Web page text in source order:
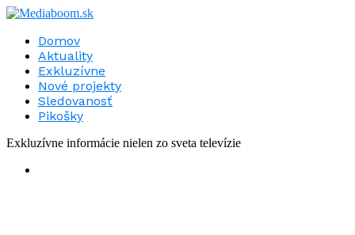
Domov
Aktuality
Exkluzívne
Nové projekty
Sledovanosť
Pikošky
Exkluzívne informácie nielen zo sveta televízie